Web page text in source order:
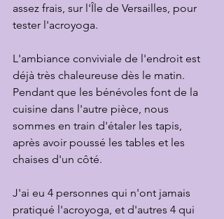
assez frais, sur l'Île de Versailles, pour
tester l'acroyoga.
L'ambiance conviviale de l'endroit est
déjà très chaleureuse dès le matin.
Pendant que les bénévoles font de la
cuisine dans l'autre pièce, nous
sommes en train d'étaler les tapis,
après avoir poussé les tables et les
chaises d'un côté.
J'ai eu 4 personnes qui n'ont jamais
pratiqué l'acroyoga, et d'autres 4 qui